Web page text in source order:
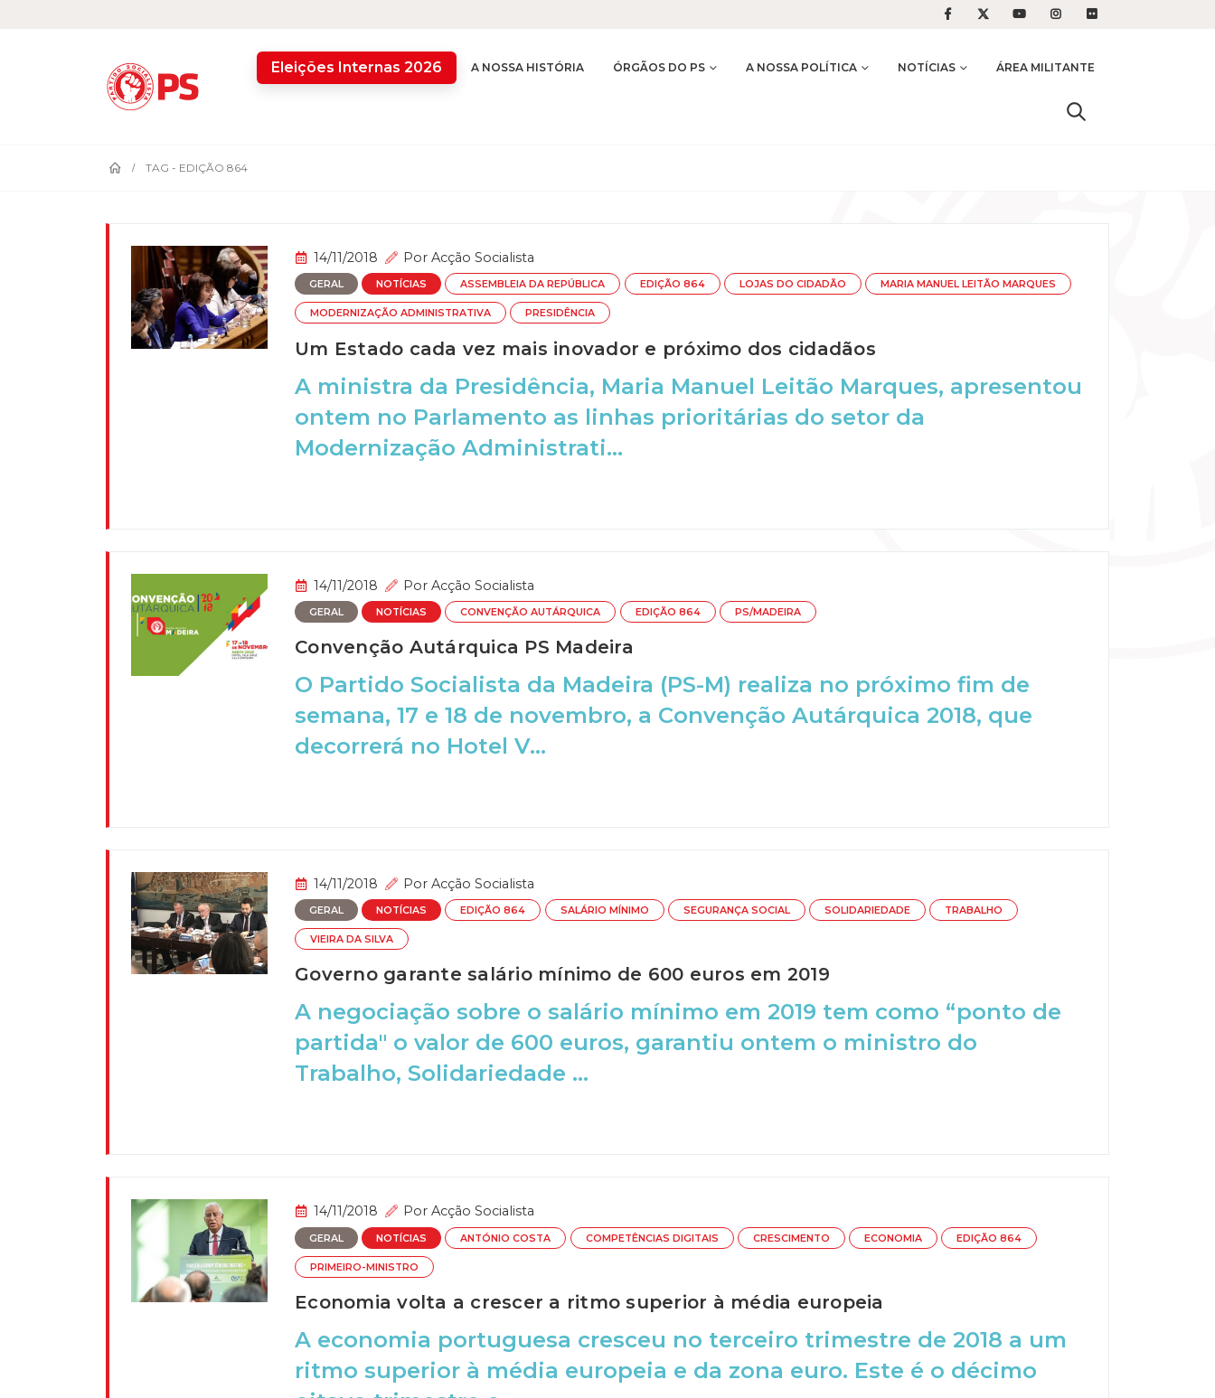
Eleições Internas 2026 A NOSSA HISTÓRIA ÓRGÃOS DO PS A NOSSA POLÍTICA NOTÍCIAS ÁREA MILITANTE
TAG - EDIÇÃO 864
14/11/2018 Por Acção Socialista
GERAL NOTÍCIAS ASSEMBLEIA DA REPÚBLICA EDIÇÃO 864 LOJAS DO CIDADÃO MARIA MANUEL LEITÃO MARQUES
MODERNIZAÇÃO ADMINISTRATIVA PRESIDÊNCIA
Um Estado cada vez mais inovador e próximo dos cidadãos
A ministra da Presidência, Maria Manuel Leitão Marques, apresentou
ontem no Parlamento as linhas prioritárias do setor da
Modernização Administrati...
14/11/2018 Por Acção Socialista
GERAL NOTÍCIAS CONVENÇÃO AUTÁRQUICA EDIÇÃO 864 PS/MADEIRA
Convenção Autárquica PS Madeira
O Partido Socialista da Madeira (PS-M) realiza no próximo fim de
semana, 17 e 18 de novembro, a Convenção Autárquica 2018, que
decorrerá no Hotel V...
14/11/2018 Por Acção Socialista
GERAL NOTÍCIAS EDIÇÃO 864 SALÁRIO MÍNIMO SEGURANÇA SOCIAL SOLIDARIEDADE TRABALHO
VIEIRA DA SILVA
Governo garante salário mínimo de 600 euros em 2019
A negociação sobre o salário mínimo em 2019 tem como “ponto de
partida" o valor de 600 euros, garantiu ontem o ministro do
Trabalho, Solidariedade ...
14/11/2018 Por Acção Socialista
GERAL NOTÍCIAS ANTÓNIO COSTA COMPETÊNCIAS DIGITAIS CRESCIMENTO ECONOMIA EDIÇÃO 864
PRIMEIRO-MINISTRO
Economia volta a crescer a ritmo superior à média europeia
A economia portuguesa cresceu no terceiro trimestre de 2018 a um
ritmo superior à média europeia e da zona euro. Este é o décimo